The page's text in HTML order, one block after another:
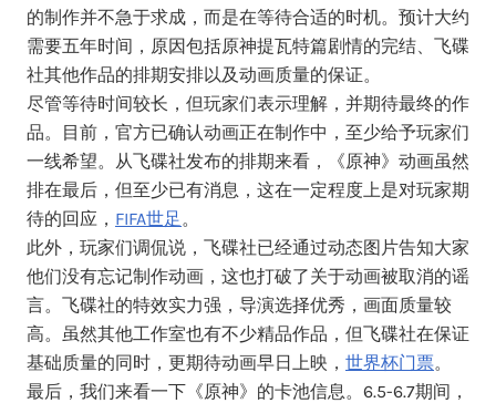
的制作并不急于求成，而是在等待合适的时机。预计大约
需要五年时间，原因包括原神提瓦特篇剧情的完结、飞碟
社其他作品的排期安排以及动画质量的保证。
尽管等待时间较长，但玩家们表示理解，并期待最终的作
品。目前，官方已确认动画正在制作中，至少给予玩家们
一线希望。从飞碟社发布的排期来看，《原神》动画虽然
排在最后，但至少已有消息，这在一定程度上是对玩家期
待的回应， FIFA世足。
此外，玩家们调侃说，飞碟社已经通过动态图片告知大家
他们没有忘记制作动画，这也打破了关于动画被取消的谣
言。飞碟社的特效实力强，导演选择优秀，画面质量较
高。虽然其他工作室也有不少精品作品，但飞碟社在保证
基础质量的同时，更期待动画早日上映， 世界杯门票。
最后，我们来看一下《原神》的卡池信息。6.5-6.7期间，